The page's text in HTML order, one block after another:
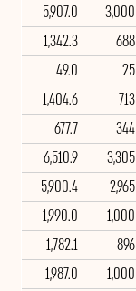
3,000
5,907.0
688
1,342.3
25
49.0
713
1,404.6
344
677.7
3,305
6,510.9
2,965
5,900.4
1,000
1,990.0
896
1,782.1
1,000
1,987.0